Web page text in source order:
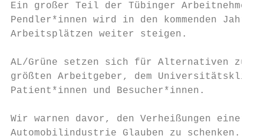
Ein großer Teil der Tübinger
Pendler*innen wird in den kommenden
Arbeitsplätzen weiter steigen.
AL/Grüne setzen sich für Alternativen zum
größten Arbeitgeber, dem
Patient*innen und Besucher*innen.
Wir warnen davor, den Verheißungen einer
Automobilindustrie Glauben zu schenken.